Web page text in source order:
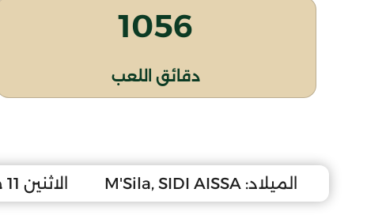
1056
دقائق اللعب
الميلاد: M'Sila, SIDI AISSA الاثنين 11 جانفي 2010